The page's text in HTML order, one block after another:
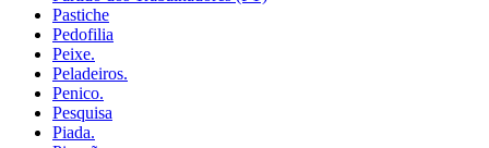
Pastiche
Pedofilia
Peixe.
Peladeiros.
Penico.
Pesquisa
Piada.